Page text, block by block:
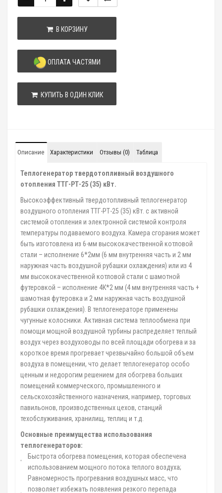
В КОРЗИНУ
ОПЛАТА ЧАСТЯМИ
КУПИТЬ В ОДИН КЛИК
Описание Характеристики Отзывы (0) Таблица
Теплогенератор твердотопливный воздушного
отопления ТТГ-РТ-25 (35) кВт.
Высокоэффективный твердотопливный теплогенератор
воздушного отопления ТТГ-РТ-25 (35) кВт. с активной
системой отопления и электронной системой контроля
температуры подаваемого воздуха. Камера сгорания может
быть изготовлена из 6-мм высококачественной котловой
стали – исполнение 6*2мм (6 мм внутренняя часть и 2 мм
наружная часть воздушной рубашки охлаждения) или из 4
мм высококачественной котловой стали с шамотной
футеровкой – исполнение 4К*2 мм (4 мм внутренняя часть +
шамотная футеровка и 2 мм наружная часть воздушной
рубашки охлаждения). В теплогенераторе применены
чугунные колосники. Активная система теплообмена при
помощи мощной воздушной турбины распределяет теплый
воздух через воздуховоды по всей площади обогрева и за
короткое время прогревает чрезвычайно большой объем
воздуха в помещении, что делает теплогенератор особо
ценным и недорогим решением для обогрева больших
помещений коммерческого, промышленного и
сельскохозяйственного назначения, например, торговых
павильонов, производственных цехов, станций
техобслуживания, хранилищ, теплиц и т.д.
Основные преимущества использования
теплогенераторов:
Быстрота обогрева помещения, которая обеспечена
использованием мощного потока теплого воздуха;
Равномерность прогревания воздушных масс, что
позволяет избежать появления резкого перепада